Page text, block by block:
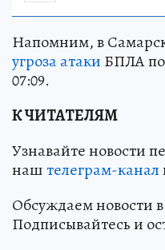
Напомним, в
угроза атаки БПЛА
07:09.
К ЧИТАТЕЛЯМ
Узнавайте новости
наштелеграм-канал
Обсуждаем новости
Подписывайтесь и